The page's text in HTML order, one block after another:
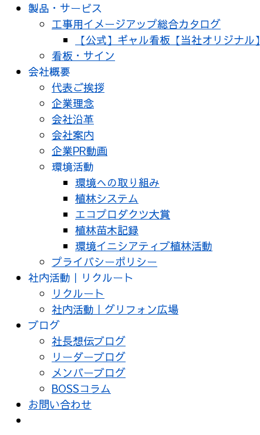
製品・サービス
工事用イメージアップ総合カタログ
【公式】ギャル看板【当社オリジナル】
看板・サイン
会社概要
代表ご挨拶
企業理念
会社沿革
会社案内
企業PR動画
環境活動
環境への取り組み
植林システム
エコプロダクツ大賞
植林苗木記録
環境イニシアティブ植林活動
プライバシーポリシー
社内活動｜リクルート
リクルート
社内活動｜グリフォン広場
ブログ
社長想伝ブログ
リーダーブログ
メンバーブログ
BOSSコラム
お問い合わせ